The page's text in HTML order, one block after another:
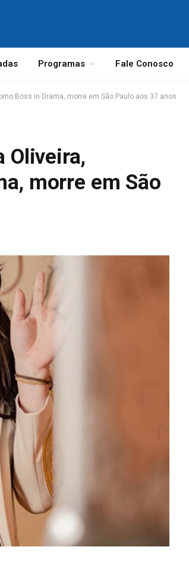
Programas Fale Conosco
Boss in Drama, morre em São Paulo aos 37 anos
Oliveira,
morre em São